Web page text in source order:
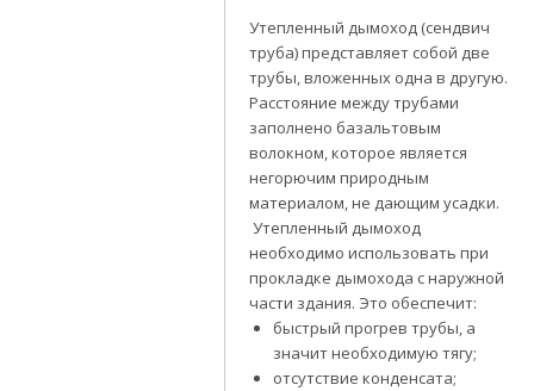
Утепленный дымоход (сендвич
труба) представляет собой две
трубы, вложенных одна в другую.
Расстояние между трубами
заполнено базальтовым
волокном, которое является
негорючим природным
материалом, не дающим усадки.
Утепленный дымоход
необходимо использовать при
прокладке дымохода с наружной
части здания. Это обеспечит:
быстрый прогрев трубы, а
значит необходимую тягу;
отсутствие конденсата;